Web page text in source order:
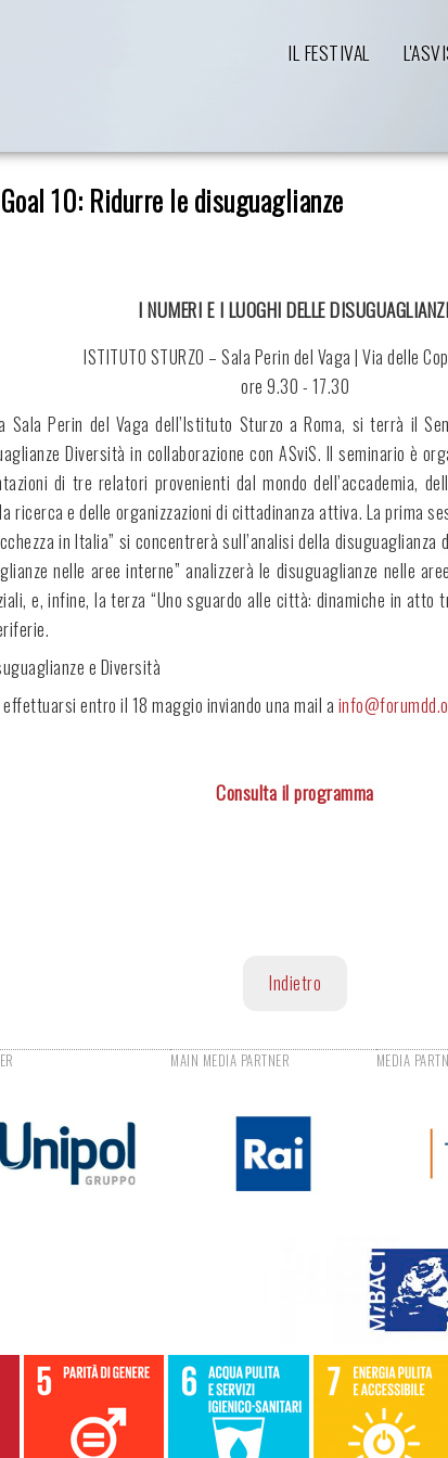
IL FESTIVAL
10: Ridurre le disuguaglianze
I NUMERI E I LUOGHI DELLE
ISTITUTO STURZO – Sala Perin del Vaga | Via delle
ore 9.30 - 17.30
Perin del Vaga dell’Istituto Sturzo a Roma, si terrà il
Diversità in collaborazione con ASviS. Il seminario è
di tre relatori provenienti dal mondo dell’accademia,
ricerca e delle organizzazioni di cittadinanza attiva. La prima
in Italia” si concentrerà sull’analisi della disuguaglianza
nelle aree interne” analizzerà le disuguaglianze nelle
e, infine, la terza “Uno sguardo alle città: dinamiche in
e Diversità
entro il 18 maggio inviando una mail a
Consulta il programma
Indietro